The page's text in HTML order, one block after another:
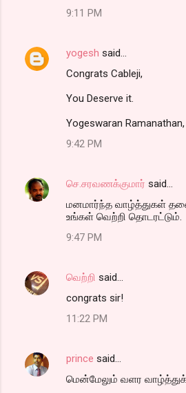
9:11 PM
yogesh said…
Congrats Cableji,
You Deserve it.
Yogeswaran Ramanathan,
9:42 PM
செ.சரவணக்குமார் said…
மனமார்ந்த வாழ்த்துகள்
உங்கள் வெற்றி தொடரட்டும்.
9:47 PM
வெற்றி said…
congrats sir!
11:22 PM
prince said…
மென்மேலும் வளர